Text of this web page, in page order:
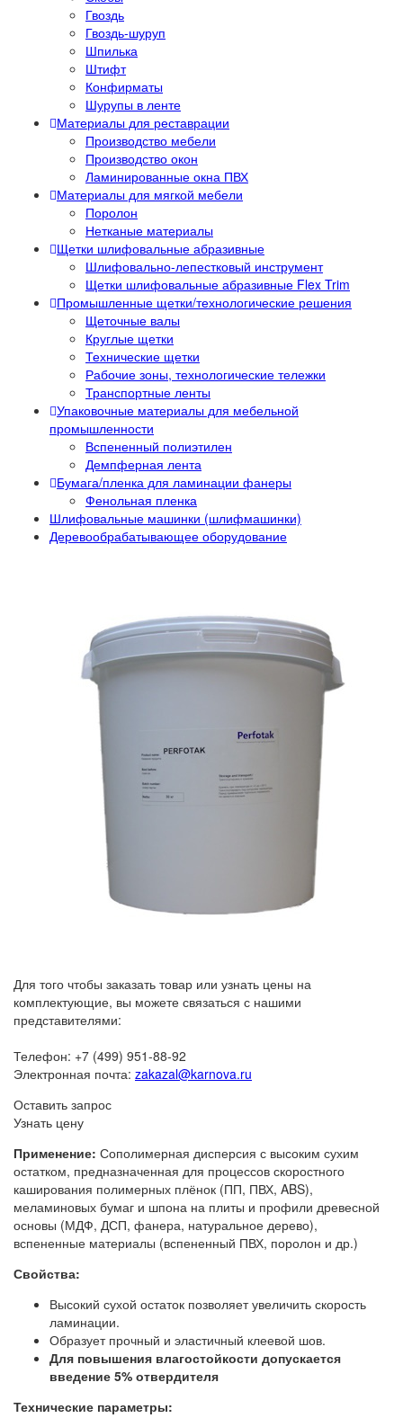
Гвоздь
Гвоздь-шуруп
Шпилька
Штифт
Конфирматы
Шурупы в ленте
Материалы для реставрации
Производство мебели
Производство окон
Ламинированные окна ПВХ
Материалы для мягкой мебели
Поролон
Нетканые материалы
Щетки шлифовальные абразивные
Шлифовально-лепестковый инструмент
Щетки шлифовальные абразивные Flex Trim
Промышленные щетки/технологические решения
Щеточные валы
Круглые щетки
Технические щетки
Рабочие зоны, технологические тележки
Транспортные ленты
Упаковочные материалы для мебельной
промышленности
Вспененный полиэтилен
Демпферная лента
Бумага/пленка для ламинации фанеры
Фенольная пленка
Шлифовальные машинки (шлифмашинки)
Деревообрабатывающее оборудование
Для того чтобы заказать товар или узнать цены на
комплектующие, вы можете связаться с нашими
представителями:
Телефон: +7 (499) 951-88-92
Электронная почта: zakazal@karnova.ru
Оставить запрос
Узнать цену
Применение: Сополимерная дисперсия с высоким сухим
остатком, предназначенная для процессов скоростного
каширования полимерных плёнок (ПП, ПВХ, ABS),
меламиновых бумаг и шпона на плиты и профили древесной
основы (МДФ, ДСП, фанера, натуральное дерево),
вспененные материалы (вспененный ПВХ, поролон и др.)
Свойства:
Высокий сухой остаток позволяет увеличить скорость
ламинации.
Образует прочный и эластичный клеевой шов.
Для повышения влагостойкости допускается
введение 5% отвердителя
Технические параметры: